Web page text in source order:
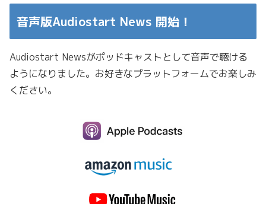
音声版Audiostart News 開始！
Audiostart Newsがポッドキャストとして音声で聴ける
ようになりました。お好きなプラットフォームでお楽しみ
ください。